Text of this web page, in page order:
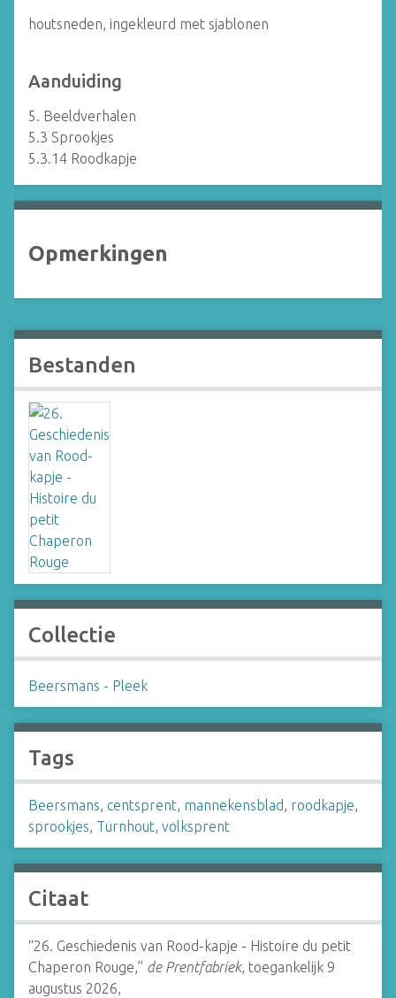
houtsneden, ingekleurd met sjablonen
Aanduiding
5. Beeldverhalen
5.3 Sprookjes
5.3.14 Roodkapje
Opmerkingen
Bestanden
Collectie
Beersmans - Pleek
Tags
Beersmans, centsprent, mannekensblad, roodkapje,
sprookjes, Turnhout, volksprent
Citaat
“26. Geschiedenis van Rood-kapje - Histoire du petit
Chaperon Rouge,” de Prentfabriek, toegankelijk 9
augustus 2026,